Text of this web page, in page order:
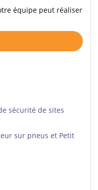
équipe peut réaliser
sécurité de sites
sur pneus et Petit